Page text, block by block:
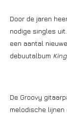
Door de jaren
nodige singles
een aantal
debuutalbum
De Groovy
melodische lijnen